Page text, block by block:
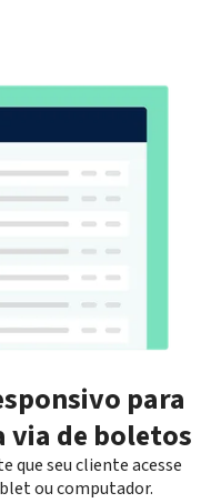
para
via de boletos
que seu cliente acesse
ou computador.